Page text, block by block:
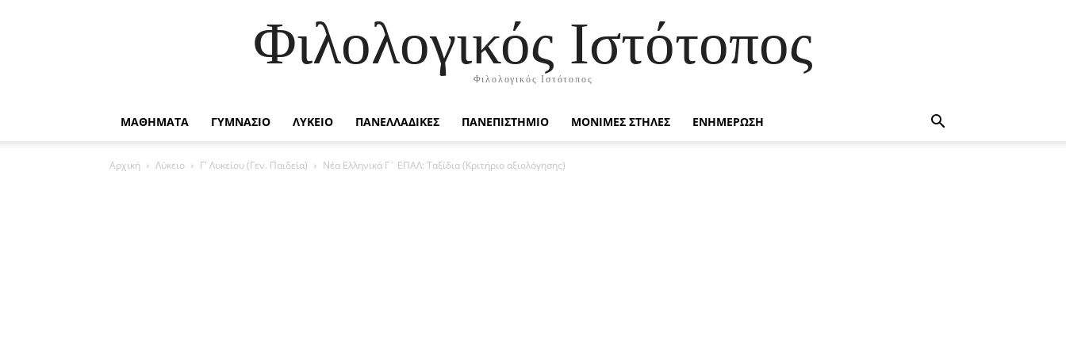
Φιλολογικός Ιστότοπος
Φιλολογικός Ιστότοπος
ΜΑΘΗΜΑΤΑ ΓΥΜΝΑΣΙΟ ΛΥΚΕΙΟ ΠΑΝΕΛΛΑΔΙΚΕΣ ΠΑΝΕΠΙΣΤΗΜΙΟ ΜΟΝΙΜΕΣ ΣΤΗΛΕΣ ΕΝΗΜΕΡΩΣΗ
Αρχική Λύκειο Γ' Λυκείου (Γεν. Παιδεία) Νέα Ελληνικά Γ´ ΕΠΑΛ: Ταξίδια (Κριτήριο αξιολόγησης)